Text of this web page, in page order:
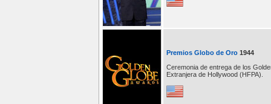
Premios Globo de Oro 1944
Ceremonia de entrega de los
Extranjera de Hollywood (HFPA).